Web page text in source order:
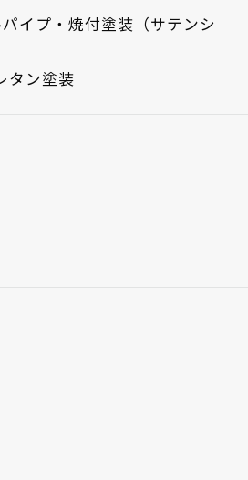
イプ・焼付塗装（サテンシ
タン塗装